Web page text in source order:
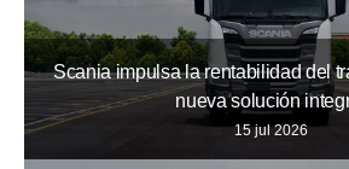
Scania impulsa la rentabilidad del
nueva solución
15 jul 2026